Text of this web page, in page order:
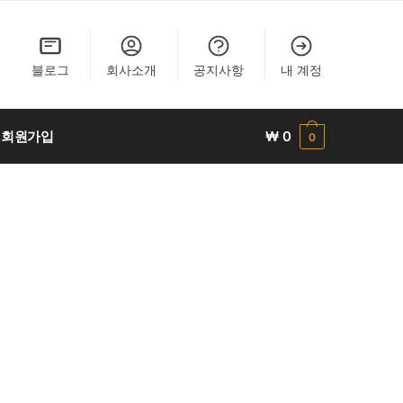
블로그
회사소개 공지사항 내 계정
회원가입 ₩ 0 0